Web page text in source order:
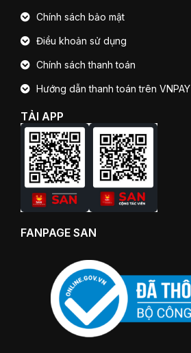
Chính sách bảo mật
Điều khoản sử dụng
Chính sách thanh toán
Hướng dẫn thanh toán trên VNPAY
TẢI APP
FANPAGE SAN